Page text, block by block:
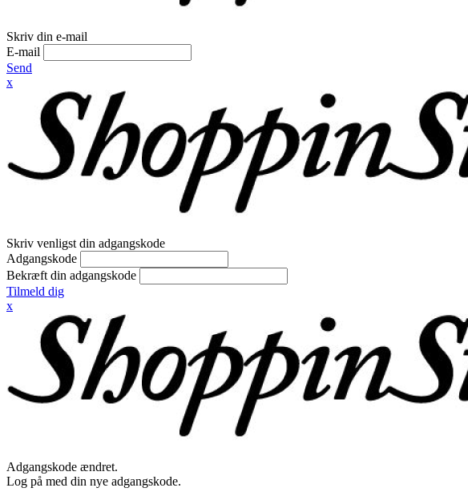
Skriv din e-mail
E-mail
Send
x
Skriv venligst din adgangskode
Adgangskode
Bekræft din adgangskode
Tilmeld dig
x
Adgangskode ændret.
Log på med din nye adgangskode.